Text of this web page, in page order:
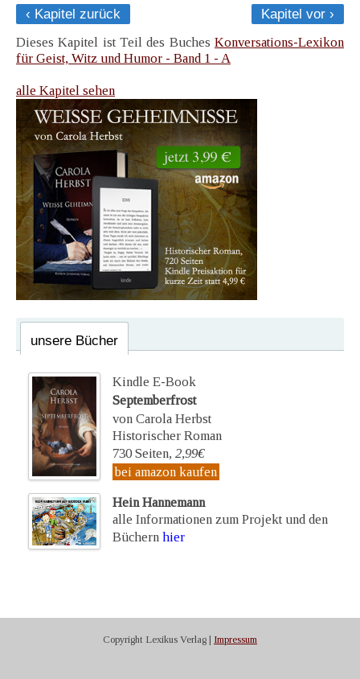
‹ Kapitel zurück
Kapitel vor ›
Dieses Kapitel ist Teil des Buches Konversations-Lexikon
für Geist, Witz und Humor - Band 1 - A
alle Kapitel sehen
unsere Bücher
Kindle E-Book
Septemberfrost
von Carola Herbst
Historischer Roman
730 Seiten, 2,99€
bei amazon kaufen
Hein Hannemann
alle Informationen zum Projekt und den
Büchern hier
Copyright Lexikus Verlag | Impressum